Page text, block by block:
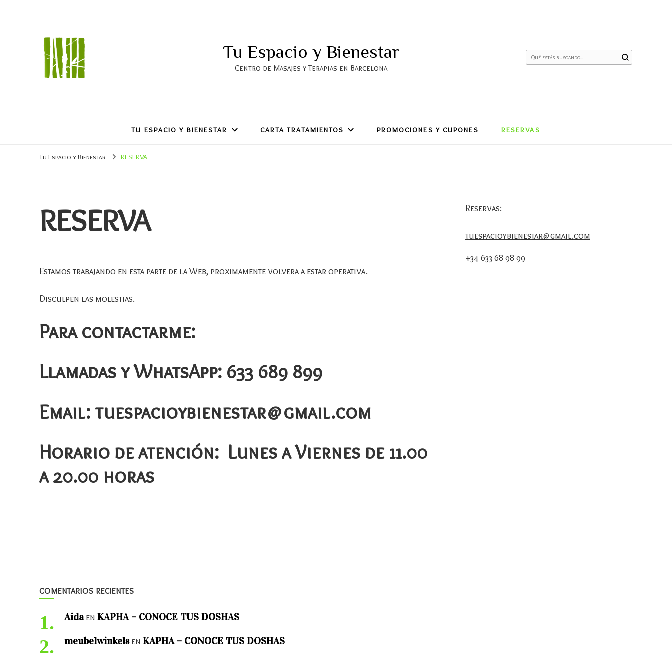
Tu Espacio y Bienestar
Centro de Masajes y Terapias en Barcelona
¿Buscas
TU ESPACIO Y BIENESTAR CARTA TRATAMIENTOS PROMOCIONES Y CUPONES RESERVAS
Tu Espacio y Bienestar RESERVA
RESERVA
Estamos trabajando en esta parte de la Web, proximamente volvera a estar operativa.
Disculpen las molestias.
Para contactarme:
Llamadas y WhatsApp: 633 689 899
Email: tuespacioybienestar@gmail.com
Horario de atención: Lunes a Viernes de 11.00
a 20.00 horas
Reservas:
tuespacioybienestar@gmail.com
+34 633 68 98 99
COMENTARIOS RECIENTES
Aidaen KAPHA – CONOCE TUS DOSHAS
meubelwinkelsen KAPHA – CONOCE TUS DOSHAS